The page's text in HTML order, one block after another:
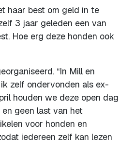
haar best om geld in te
3 jaar geleden een van
Hoe erg deze honden ook
“In Mill en
zelf ondervonden als ex-
houden we deze open dag
geen last van het
voor honden en
iedereen zelf kan lezen